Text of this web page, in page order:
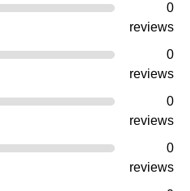
0
reviews
0
reviews
0
reviews
0
reviews